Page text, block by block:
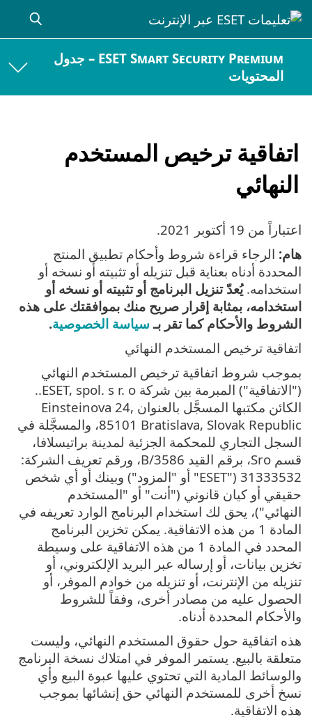
ESET Smart Security Premium – جدول
المحتويات
اتفاقية ترخيص المستخدم
النهائي
اعتباراً من 19 أكتوبر 2021
.
هام: الرجاء قراءة شروط وأحكام تطبيق المنتج
المحددة أدناه بعناية قبل تنزيله أو تثبيته أو نسخه أو
استخدامه.يُعدّ تنزيل البرنامج أو تثبيته أو نسخه أو
استخدامه، بمثابة إقرار صريح منك بموافقتك على هذه
الشروط والأحكام كما تقر بـسياسة الخصوصية.
اتفاقية ترخيص المستخدم النهائي
بموجب شروط اتفاقية ترخيص المستخدم النهائي
("الاتفاقية") المبرمة بين شركة ESET, spol. s r. o..
الكائن مكتبها المسجَّل بالعنوان Einsteinova 24,
85101 Bratislava, Slovak Republic، والمسجَّلة في
السجل التجاري للمحكمة الجزئية لمدينة براتيسلافا،
قسم Sro، برقم القيد 3586/B، ورقم تعريف الشركة:
31333532 ("ESET" أو "المزود") وبينك أو أي شخص
حقيقي أو كيان قانوني ("أنت" أو "المستخدم
النهائي")، يحق لك استخدام البرنامج الوارد تعريفه في
المادة 1 من هذه الاتفاقية. يمكن تخزين البرنامج
المحدد في المادة 1 من هذه الاتفاقية على وسيطة
تخزين بيانات، أو إرساله عبر البريد الإلكتروني، أو
تنزيله من الإنترنت، أو تنزيله من خوادم الموفر، أو
الحصول عليه من مصادر أخرى، وفقاً للشروط
والأحكام المحددة أدناه.
هذه اتفاقية حول حقوق المستخدم النهائي، وليست
متعلقة بالبيع. يستمر الموفر في امتلاك نسخة البرنامج
والوسائط المادية التي تحتوي عليها عبوة البيع وأي
نسخ أخرى للمستخدم النهائي حق إنشائها بموجب
هذه الاتفاقية.